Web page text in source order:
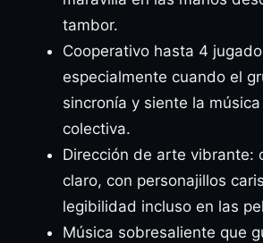
tambor.
Cooperativo hasta 4
especialmente cuando el
sincronía y siente la
colectiva.
Dirección de arte vibrante:
claro, con personajillos
legibilidad incluso en las
Música sobresaliente que